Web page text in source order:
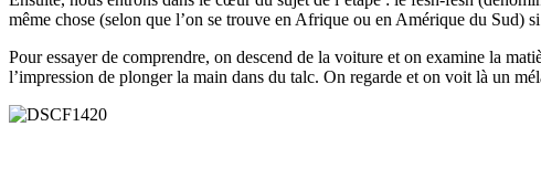
même chose (selon que l’on se trouve en Afrique ou en Amérique du Sud)
Pour essayer de comprendre, on descend de la voiture et on examine la
l’impression de plonger la main dans du talc. On regarde et on voit là un